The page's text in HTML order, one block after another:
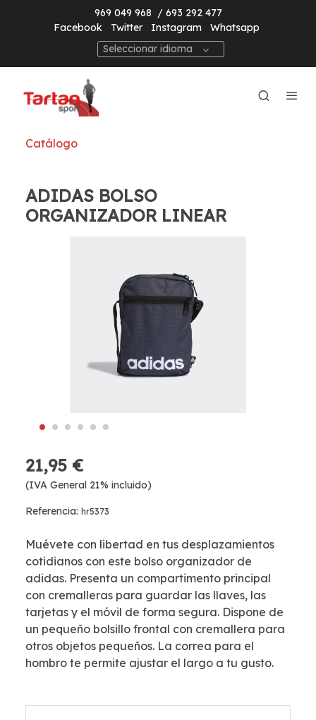
969 049 968 / 693 292 477
Facebook
Twitter Instagram
Whatsapp
Seleccionar idioma
Catálogo
ADIDAS BOLSO
ORGANIZADOR LINEAR
21,95 €
(IVA General 21% incluido)
Referencia: hr5373
Muévete con libertad en tus desplazamientos
cotidianos con este bolso organizador de
adidas. Presenta un compartimento principal
con cremalleras para guardar las llaves, las
tarjetas y el móvil de forma segura. Dispone de
un pequeño bolsillo frontal con cremallera para
otros objetos pequeños. La correa para el
hombro te permite ajustar el largo a tu gusto.